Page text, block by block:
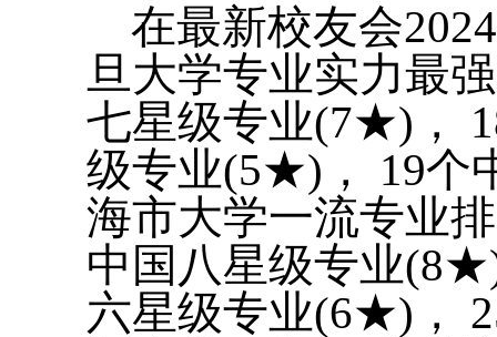
在最新校友会
旦大学专业实力最
七星级专业(7★)，
级专业(5★)， 19个
海市大学一流专业
中国八星级专业
六星级专业(6★)，